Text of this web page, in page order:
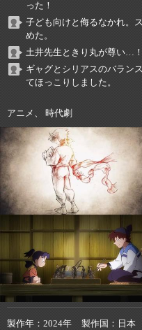
った！
子ども向けと侮るなかれ。
めた。
土井先生ときり丸が尊い…！
ギャグとシリアスのバラン
てほっこりしました。
アニメ、 時代劇
製作年 2024年 製作国 日本